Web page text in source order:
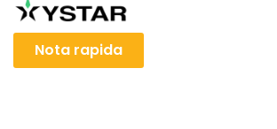
Nota rapida